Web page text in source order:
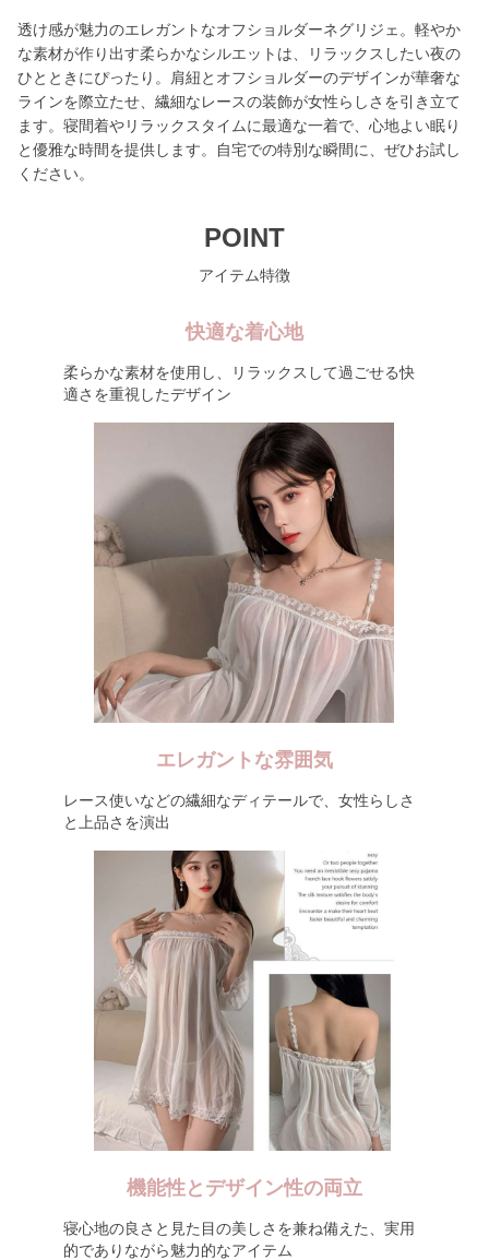
透け感が魅力のエレガントなオフショルダーネグリジェ。軽やか
な素材が作り出す柔らかなシルエットは、リラックスしたい夜の
ひとときにぴったり。肩紐とオフショルダーのデザインが華奢な
ラインを際立たせ、繊細なレースの装飾が女性らしさを引き立て
ます。寝間着やリラックスタイムに最適な一着で、心地よい眠り
と優雅な時間を提供します。自宅での特別な瞬間に、ぜひお試し
ください。
POINT
アイテム特徴
快適な着心地
柔らかな素材を使用し、リラックスして過ごせる快
適さを重視したデザイン
エレガントな雰囲気
レース使いなどの繊細なディテールで、女性らしさ
と上品さを演出
機能性とデザイン性の両立
寝心地の良さと見た目の美しさを兼ね備えた、実用
的でありながら魅力的なアイテム